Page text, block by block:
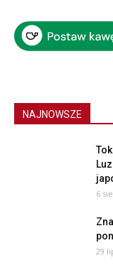
NAJNOWSZE
6
29